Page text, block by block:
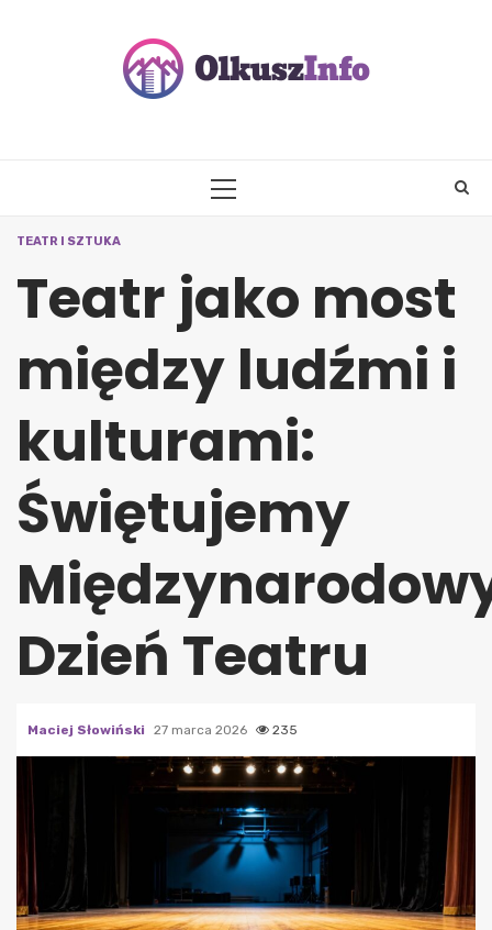
PRIMARY
TEATR I SZTUKA
Teatr jako most
między ludźmi i
kulturami:
Świętujemy
Dzień Teatru
Maciej Słowiński 27 marca 2026 235